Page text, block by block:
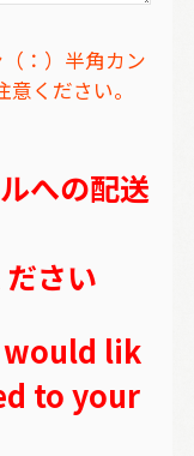
：）半角カン
ください。
への配送
さい
would lik
to your